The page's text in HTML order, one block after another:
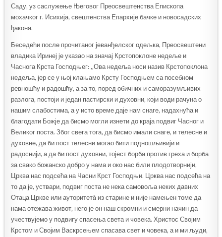
Саду, уз саслужење Његовог Преосвештенства Епископа
мохачког г. Исихија, свештенства Епархије бачке и новосадских
ђакона.
Беседећи после прочитаног јеванђелског одељка, Преосвештени
владика Иринеј је указао на значај Крстопоклоне недеље и
Часнога Крста Господњег: „Ова недеља носи назив Крстопоклона
недеља, јер се у њој клањамо Крсту Господњем са посебном
ревношћу и радошћу, а за то, поред обичних и саморазумљивих
разлога, постоји и један пастирски и духовни, који води рачуна о
нашим слабостима, а у исто време даје нам снаге, надахнућа и
благодати Божје да бисмо могли изнети до краја подвиг Часног и
Великог поста. Због свега тога, да бисмо имали снаге, и телесне и
духовне, да би пост телесни могао бити подношљивији и
радоснији, а да би пост духовни, тојест борба против греха и борба
за свако божанско добро у нама и око нас били плодотворнији,
Црква нас подсећа на Часни Крст Господњи. Црква нас подсећа на
то да је, уствари, подвиг поста не нека самовоља неких давних
Отаца Цркве или ауторитетâ из старине и није намењен томе да
нама отежава живот, него је он наш скромни и смерни начин да
учествујемо у подвигу спасења света и човека. Христос Својим
Крстом и Својим Васкрсењем спасава свет и човека, а и ми људи,